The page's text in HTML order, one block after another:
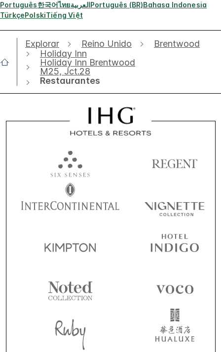
Português한국어ไทยالعربيةPortuguês (BR)Bahasa Indonesia
TürkçePolskiTiếng Việt
Explorar Reino Unido
Brentwood
Holiday Inn
Holiday Inn Brentwood
M25, Jct.28
Restaurantes